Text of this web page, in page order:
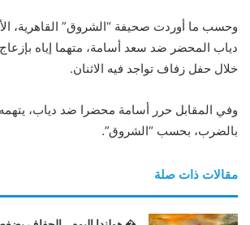
وحسب ما أوردت صحيفة “الشروق” القاهرية،
دياب المحضر ضد سعد أسامة، متهما إياه
خلال حفل زفاف تواجد فيه الاثنان.
وفي المقابل حرر أسامة محضرا ضد دياب، يتهمه
بالضرب، بحسب “الشروق”.
مقالات ذات صلة